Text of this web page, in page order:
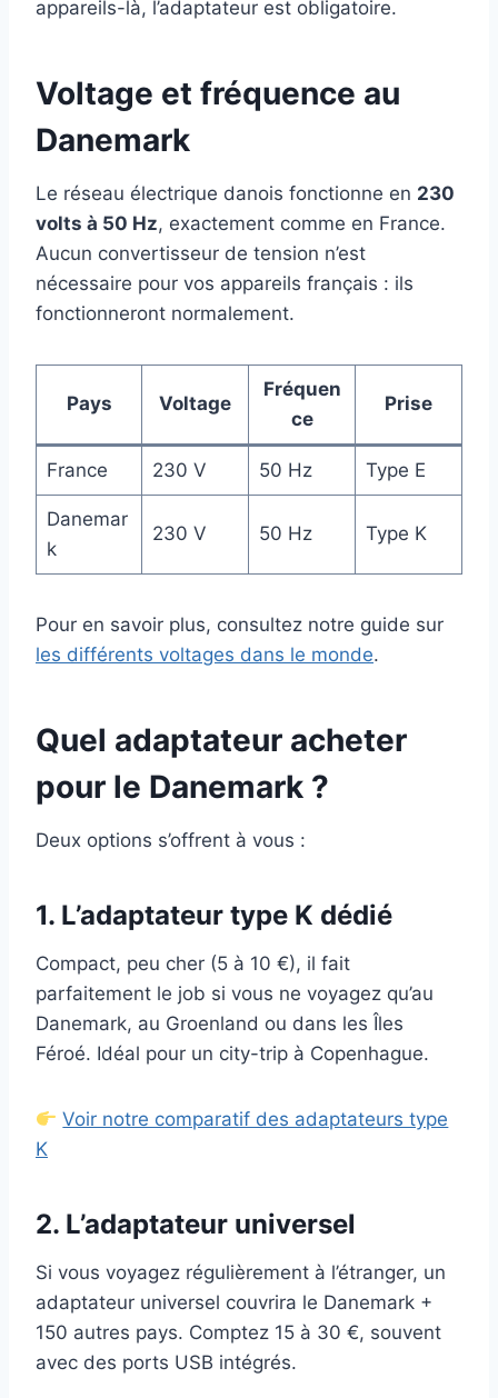
appareils-là, l’adaptateur est obligatoire.
Voltage et fréquence au
Danemark
Le réseau électrique danois fonctionne en 230
volts à 50 Hz, exactement comme en France.
Aucun convertisseur de tension n’est
nécessaire pour vos appareils français : ils
fonctionneront normalement.
Pays Voltage
Fréquen
ce
Prise
France 230 V 50 Hz Type E
Danemar
k
230 V 50 Hz Type K
Pour en savoir plus, consultez notre guide sur
les différents voltages dans le monde.
Quel adaptateur acheter
pour le Danemark ?
Deux options s’offrent à vous :
1. L’adaptateur type K dédié
Compact, peu cher (5 à 10 €), il fait
parfaitement le job si vous ne voyagez qu’au
Danemark, au Groenland ou dans les Îles
Féroé. Idéal pour un city-trip à Copenhague.
Voir notre comparatif des adaptateurs type
K
2. L’adaptateur universel
Si vous voyagez régulièrement à l’étranger, un
adaptateur universel couvrira le Danemark +
150 autres pays. Comptez 15 à 30 €, souvent
avec des ports USB intégrés.